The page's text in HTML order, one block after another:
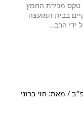
במועצה הדתית בכפר סבא נערך היום 15.4 טקס מכירת החמץ
בבית המועצה
ידי הרב…